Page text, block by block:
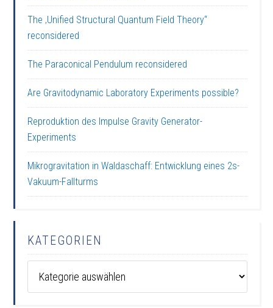
The ‚Unified Structural Quantum Field Theory“
reconsidered
The Paraconical Pendulum reconsidered
Are Gravitodynamic Laboratory Experiments possible?
Reproduktion des Impulse Gravity Generator-
Experiments
Mikrogravitation in Waldaschaff: Entwicklung eines 2s-
Vakuum-Fallturms
KATEGORIEN